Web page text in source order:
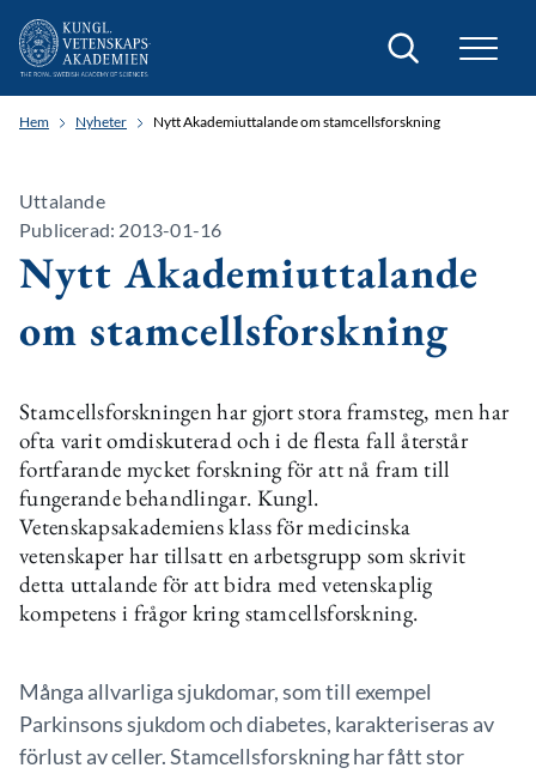
Sök
Hem Nyheter Nytt Akademiuttalande om stamcellsforskning
Uttalande
Publicerad: 2013-01-16
Nytt Akademiuttalande
om stamcellsforskning
Stamcellsforskningen har gjort stora framsteg, men har
ofta varit omdiskuterad och i de flesta fall återstår
fortfarande mycket forskning för att nå fram till
fungerande behandlingar. Kungl.
Vetenskapsakademiens klass för medicinska
vetenskaper har tillsatt en arbetsgrupp som skrivit
detta uttalande för att bidra med vetenskaplig
kompetens i frågor kring stamcellsforskning.
Många allvarliga sjukdomar, som till exempel
Parkinsons sjukdom och diabetes, karakteriseras av
förlust av celler. Stamcellsforskning har fått stor